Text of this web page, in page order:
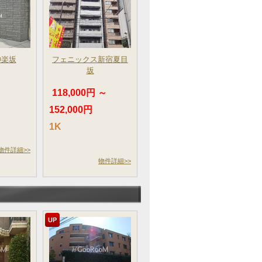
坂
件詳細>>
フェニックス新宿夏目
坂
118,000円 ～
152,000円
1K
物件詳細>>
UP